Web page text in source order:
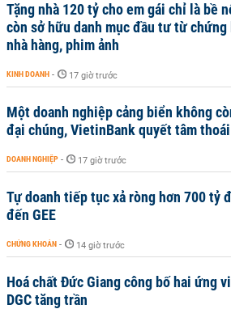
Tặng nhà 120 tỷ cho em gái chỉ là bề
còn sở hữu danh mục đầu tư từ
nhà hàng, phim ảnh
KINH DOANH - 17 giờ trước
Một doanh nghiệp cảng biển không
đại chúng, VietinBank quyết tâm
DOANH NGHIỆP - 17 giờ trước
Tự doanh tiếp tục xả ròng hơn 700 tỷ
đến GEE
CHỨNG KHOÁN - 14 giờ trước
Hoá chất Đức Giang công bố hai ứng
DGC tăng trần